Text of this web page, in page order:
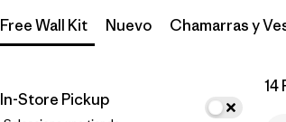
Filtrar por
Fit
Free Wall Kit Nuevo Chamarras y
In-Store Pickup
14